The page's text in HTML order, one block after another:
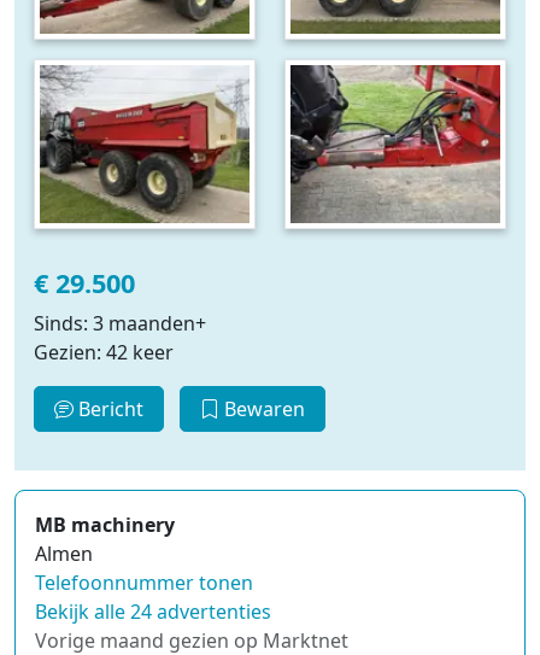
€ 29.500
Sinds: 3 maanden+
Gezien: 42 keer
Bericht Bewaren
MB machinery
Almen
Telefoonnummer tonen
Bekijk alle 24 advertenties
Vorige maand gezien op Marktnet